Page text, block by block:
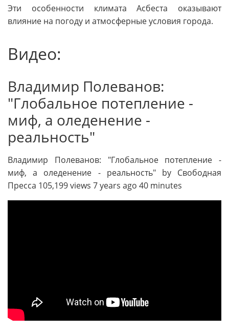
Эти особенности климата Асбеста оказывают
влияние на погоду и атмосферные условия города.
Видео:
Владимир Полеванов:
"Глобальное потепление -
миф, а оледенение -
реальность"
Владимир Полеванов: "Глобальное потепление -
миф, а оледенение - реальность" by Свободная
Пресса 105,199 views 7 years ago 40 minutes